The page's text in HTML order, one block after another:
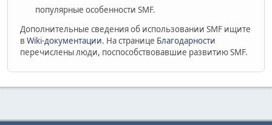
популярные особенности SMF.
Дополнительные сведения об использовании SMF ищите
в Wiki-документации. На странице Благодарности
перечислены люди, поспособствовавшие развитию SMF.